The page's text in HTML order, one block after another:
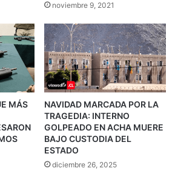
noviembre 9, 2021
MÁS
NAVIDAD MARCADA POR LA
TRAGEDIA: INTERNO
GOLPEADO EN ACHA MUERE
BAJO CUSTODIA DEL
ESTADO
diciembre 26, 2025